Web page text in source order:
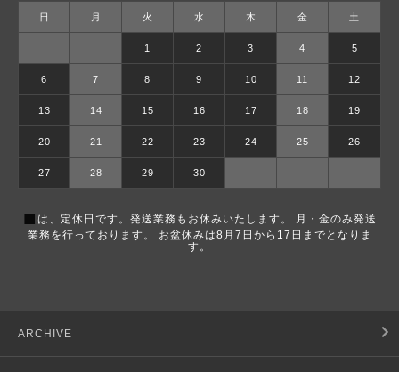
日 月 火 水 木 金 土
1 2 3 4 5
6 7 8 9 10 11 12
13 14 15 16 17 18 19
20 21 22 23 24 25 26
27 28 29 30
■ は、定休日です。発送業務もお休みいたします。 月・金のみ発送
業務を行っております。 お盆休みは8月7日から17日までとなりま
す。
ARCHIVE